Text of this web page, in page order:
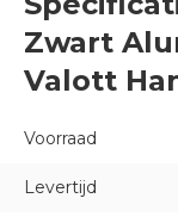
Zwart
Valott
Voorraad
Levertijd